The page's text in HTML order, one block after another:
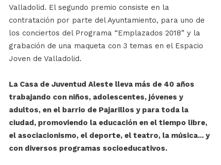
Valladolid. El segundo premio consiste en la
contratación por parte del Ayuntamiento, para uno de
los conciertos del Programa “Emplazados 2018” y la
grabación de una maqueta con 3 temas en el Espacio
Joven de Valladolid.
La Casa de Juventud Aleste lleva más de 40 años
trabajando con niños, adolescentes, jóvenes y
adultos, en el barrio de Pajarillos y para toda la
ciudad, promoviendo la educación en el tiempo libre,
el asociacionismo, el deporte, el teatro, la música... y
con diversos programas socioeducativos.